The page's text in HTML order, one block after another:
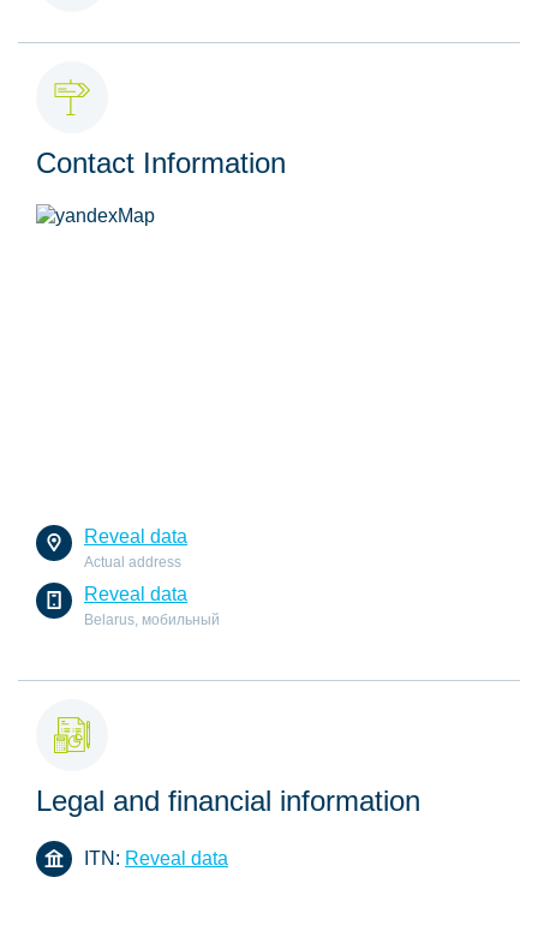
Contact Information
Reveal data
Actual address
Reveal data
Belarus, мобильный
Legal and financial information
ITN: Reveal data